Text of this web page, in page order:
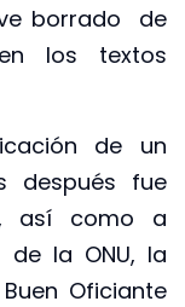
borrado de
los textos
de un
después fue
así como a
la ONU, la
Oficiante